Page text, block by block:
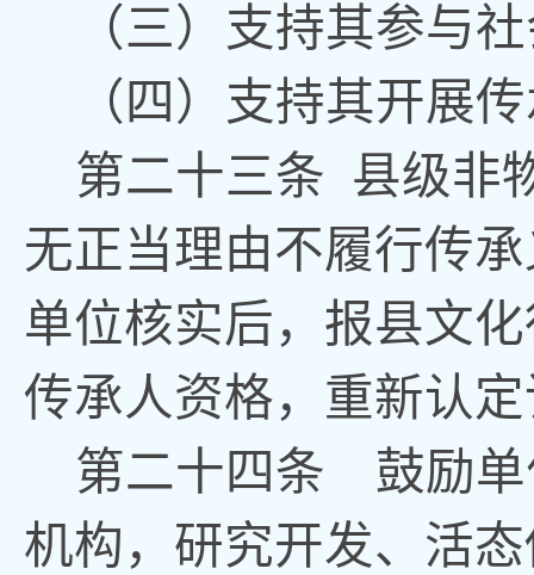
（三） 支持其参与
（四） 支持其开展
第二十三条 县级非
无正当理由不履行传
单位核实后，报县文化
传承人资格，重新认
第二十四条 鼓励单
机构 ， 研究开发、活